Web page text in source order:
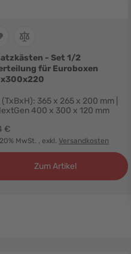
- Set 1/2
für Euroboxen
365 x 265 x 200 mm |
400 x 300 x 120 mm
€
MwSt. , exkl. Versandkosten
Zum Artikel